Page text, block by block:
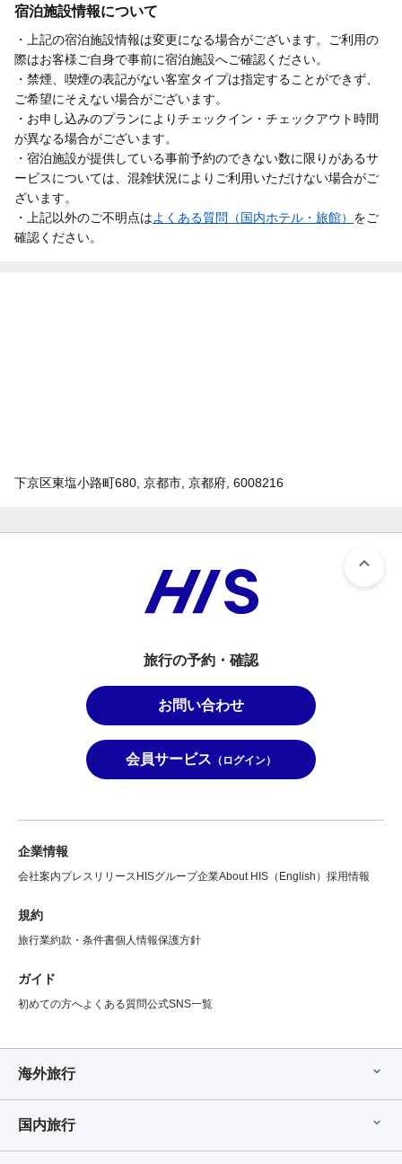
宿泊施設情報について
・上記の宿泊施設情報は変更になる場合がございます。ご利用の
際はお客様ご自身で事前に宿泊施設へご確認ください。
・禁煙、喫煙の表記がない客室タイプは指定することができず、
ご希望にそえない場合がございます。
・お申し込みのプランによりチェックイン・チェックアウト時間
が異なる場合がございます。
・宿泊施設が提供している事前予約のできない数に限りがあるサ
ービスについては、混雑状況によりご利用いただけない場合がご
ざいます。
・上記以外のご不明点はよくある質問（国内ホテル・旅館） をご
確認ください。
下京区東塩小路町680, 京都市, 京都府, 6008216
旅行の予約・確認
お問い合わせ
会員サービス （ログイン）
企業情報
会社案内プレスリリース HISグループ企業About HIS（English） 採用情報
規約
旅行業約款・条件書個人情報保護方針
ガイド
初めての方へよくある質問公式SNS一覧
海外旅行
国内旅行